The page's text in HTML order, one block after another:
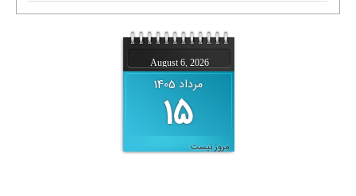
August 6, 2026
21 صفر 1448
مرداد 1405
15
مناسبتی برای امروز نیست